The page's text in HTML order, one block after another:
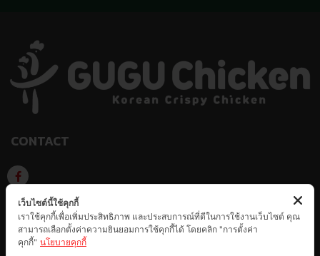
CONTACT
GUGU CHICKEN KOREAN CRISPY CHICKEN
GUGUCHICKEN.OFFICIAL
เว็บไซต์นี้ใช้คุกกี้
เราใช้คุกกี้เพื่อเพิ่มประสิทธิภาพ และประสบการณ์ที่ดีในการใช้งานเว็บไซต์ คุณ
สามารถเลือกตั้งค่าความยินยอมการใช้คุกกี้ได้ โดยคลิก "การตั้งค่า
คุกกี้" นโยบายคุกกี้